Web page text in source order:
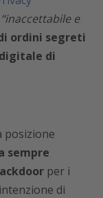
“inaccettabile e
ordini segreti
di
posizione
sempre
per i
di